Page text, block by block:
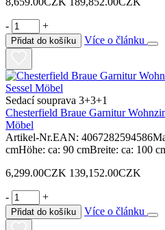
- +
Přidat do košíku Více o článku
Sedací souprava 3+3+1
Chesterfield Braue Garnitur
Möbel
Artikel-Nr.EAN:
cmHöhe: ca: 90 cmBreite: ca: 100
6,299.00CZK 139,152.00CZK
- +
Přidat do košíku Více o článku